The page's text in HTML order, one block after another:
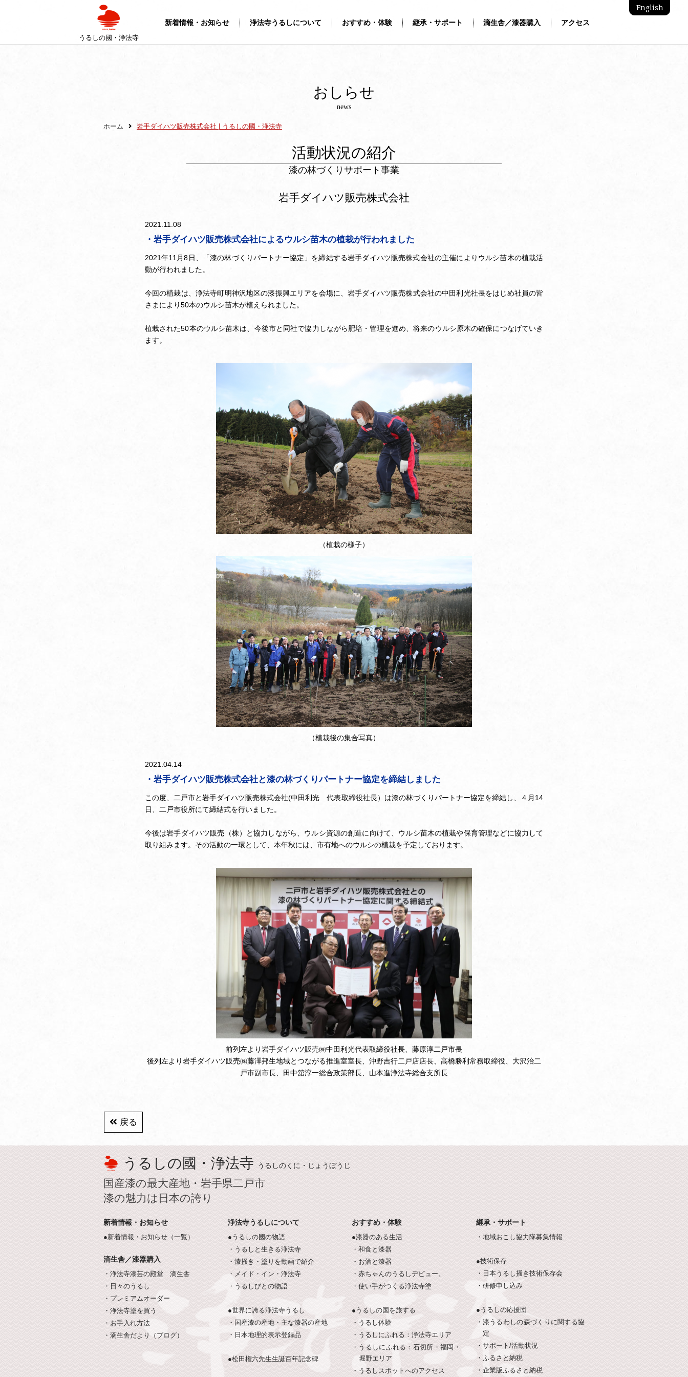
うるしの國・浄法寺
新着情報・お知らせ 浄法寺うるしについて おすすめ・体験 継承・サポート 滴生舎／漆器購入 アクセス
English
おしらせ
news
ホーム 岩手ダイハツ販売株式会社 | うるしの國・浄法寺
活動状況の紹介
漆の林づくりサポート事業
岩手ダイハツ販売株式会社
2021.11.08
・岩手ダイハツ販売株式会社によるウルシ苗木の植栽が行われました
2021年11月8日、「漆の林づくりパートナー協定」を締結する岩手ダイハツ販売株式会社の主催によりウルシ苗木の植栽活
動が行われました。
今回の植栽は、浄法寺町明神沢地区の漆振興エリアを会場に、岩手ダイハツ販売株式会社の中田利光社長をはじめ社員の皆
さまにより50本のウルシ苗木が植えられました。
植栽された50本のウルシ苗木は、今後市と同社で協力しながら肥培・管理を進め、将来のウルシ原木の確保につなげていき
ます。
（植栽の様子）
（植栽後の集合写真）
2021.04.14
・岩手ダイハツ販売株式会社と漆の林づくりパートナー協定を締結しました
この度、二戸市と岩手ダイハツ販売株式会社(中田利光 代表取締役社長）は漆の林づくりパートナー協定を締結し、４月14
日、二戸市役所にて締結式を行いました。
今後は岩手ダイハツ販売（株）と協力しながら、ウルシ資源の創造に向けて、ウルシ苗木の植栽や保育管理などに協力して
取り組みます。その活動の一環として、本年秋には、市有地へのウルシの植栽を予定しております。
前列左より岩手ダイハツ販売㈱中田利光代表取締役社長、藤原淳二戸市長
後列左より岩手ダイハツ販売㈱藤澤邦生地域とつながる推進室室長、沖野吉行二戸店店長、高橋勝利常務取締役、大沢治二
戸市副市長、田中舘淳一総合政策部長、山本進浄法寺総合支所長
戻る
うるしの國・浄法寺 うるしのくに・じょうぼうじ
国産漆の最大産地・岩手県二戸市
漆の魅力は日本の誇り
新着情報・お知らせ
●新着情報・お知らせ（一覧）
滴生舎／漆器購入
・浄法寺漆芸の殿堂 滴生舎
・日々のうるし
・プレミアムオーダー
・浄法寺塗を買う
・お手入れ方法
・滴生舎だより（ブログ）
浄法寺うるしについて
●うるしの國の物語
・うるしと生きる浄法寺
・漆掻き・塗りを動画で紹介
・メイド・イン・浄法寺
・うるしびとの物語
●世界に誇る浄法寺うるし
・国産漆の産地・主な漆器の産地
・日本地理的表示登録品
●松田権六先生生誕百年記念碑
おすすめ・体験
●漆器のある生活
・和食と漆器
・お酒と漆器
・赤ちゃんのうるしデビュー。
・使い手がつくる浄法寺塗
●うるしの国を旅する
・うるし体験
・うるしにふれる：浄法寺エリア
・うるしにふれる：石切所・福岡・
堀野エリア
・うるしスポットへのアクセス
継承・サポート
・地域おこし協力隊募集情報
●技術保存
・日本うるし掻き技術保存会
・研修申し込み
●うるしの応援団
・漆うるわしの森づくりに関する協
定
・サポート/活動状況
・ふるさと納税
・企業版ふるさと納税